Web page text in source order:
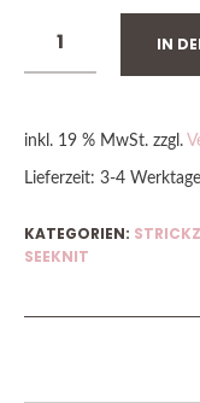
IN
inkl. 19 % MwSt. zzgl.
Lieferzeit: 3-4 Werktage
KATEGORIEN:
SEEKNIT